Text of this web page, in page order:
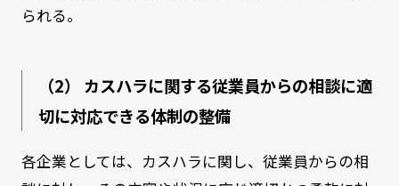
られる。
（2） カスハラに関する従業員からの相談に適
切に対応できる体制の整備
各企業としては、カスハラに関し、従業員からの相